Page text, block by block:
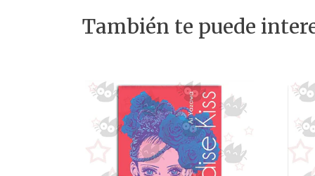
También te puede